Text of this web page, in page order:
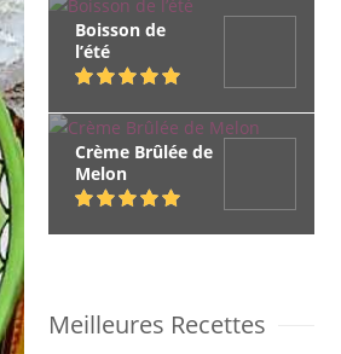
Boisson de
l’été
Crème Brûlée de
Melon
Meilleures Recettes